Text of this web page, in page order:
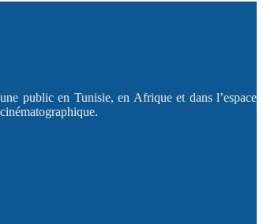
public en Tunisie, en Afrique et dans l’espace